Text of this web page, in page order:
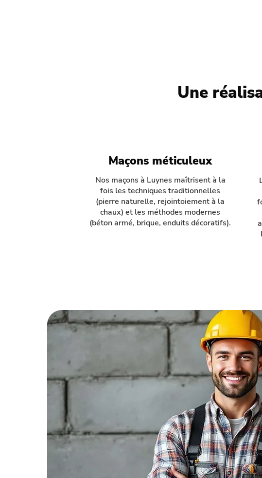
Une
Maçons méticuleux
Nos maçons à Luynes maîtrisent à la
fois les techniques traditionnelles
(pierre naturelle, rejointoiement à la
chaux) et les méthodes modernes
(béton armé, brique, enduits décoratifs).